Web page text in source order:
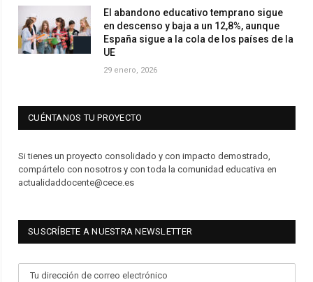
El abandono educativo temprano sigue
en descenso y baja a un 12,8%, aunque
España sigue a la cola de los países de la
UE
29 enero, 2026
CUÉNTANOS TU PROYECTO
Si tienes un proyecto consolidado y con impacto demostrado,
compártelo con nosotros y con toda la comunidad educativa en
actualidaddocente@cece.es
SUSCRÍBETE A NUESTRA NEWSLETTER